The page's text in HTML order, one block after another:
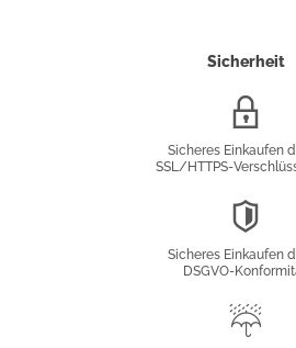
Sicherheit
Sicheres Einkaufen
SSL/HTTPS-
Sicheres Einkaufen
DSGVO-